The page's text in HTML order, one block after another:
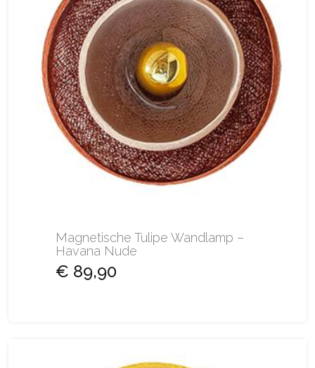
Magnetische Tulipe Wandlamp –
Havana Nude
€ 89,90